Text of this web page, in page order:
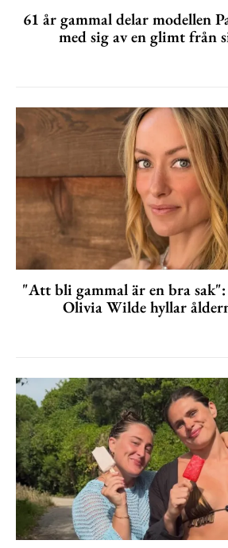
61 år gammal delar modellen
med sig av en glimt från
"Att bli gammal är en bra sak":
Olivia Wilde hyllar